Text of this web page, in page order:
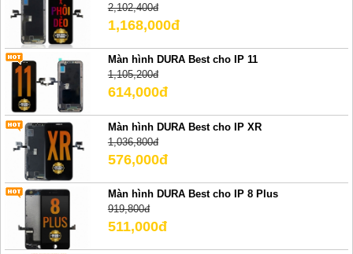
2,102,400đ
1,168,000đ
Màn hình DURA Best cho IP 11
1,105,200đ
614,000đ
Màn hình DURA Best cho IP XR
1,036,800đ
576,000đ
Màn hình DURA Best cho IP 8 Plus
919,800đ
511,000đ